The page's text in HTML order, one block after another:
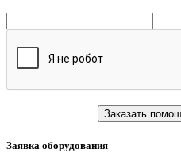
Заказать
Заявка оборудования